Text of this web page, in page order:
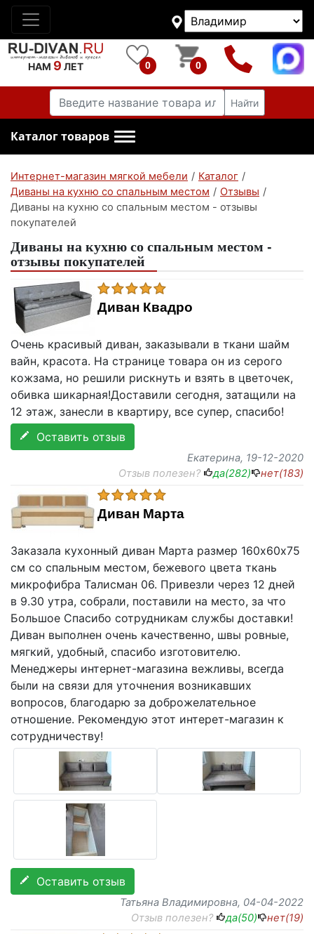
НАМ 9 ЛЕТ 0 0
Найти
Каталог товаров
Интернет-магазин мягкой мебели / Каталог /
Диваны на кухню со спальным местом / Отзывы /
Диваны на кухню со спальным местом - отзывы
покупателей
Диваны на кухню со спальным местом -
отзывы покупателей
Диван Квадро
Очень красивый диван, заказывали в ткани шайм
вайн, красота. На странице товара он из серого
кожзама, но решили рискнуть и взять в цветочек,
обивка шикарная!Доставили сегодня, затащили на
12 этаж, занесли в квартиру, все супер, спасибо!
Оставить отзыв
Екатерина, 19-12-2020
Отзыв полезен?
да(282) нет(183)
Диван Марта
Заказала кухонный диван Марта размер 160х60х75
см со спальным местом, бежевого цвета ткань
микрофибра Талисман 06. Привезли через 12 дней
в 9.30 утра, собрали, поставили на место, за что
Большое Спасибо cотрудникам службы доставки!
Диван выполнен очень качественно, швы ровные,
мягкий, удобный, спасибо изготовителю.
Менеджеры интернет-магазина вежливы, всегда
были на связи для уточнения возникавших
вопросов, благодарю за доброжелательное
отношение. Рекомендую этот интерет-магазин к
сотрудничеству!
Оставить отзыв
Татьяна Владимировна, 04-04-2022
Отзыв полезен?
да(50) нет(19)